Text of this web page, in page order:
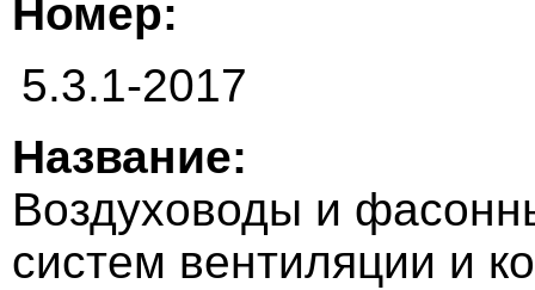
Номер:
5.3.1-2017
Название:
Воздуховоды и
систем вентиляции и